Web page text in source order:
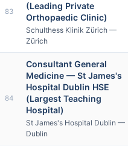
83
(Leading Private
Orthopaedic Clinic)
Schulthess Klinik Zürich —
Zürich
84
Consultant General
Medicine — St James's
Hospital Dublin HSE
(Largest Teaching
Hospital)
St James's Hospital Dublin —
Dublin